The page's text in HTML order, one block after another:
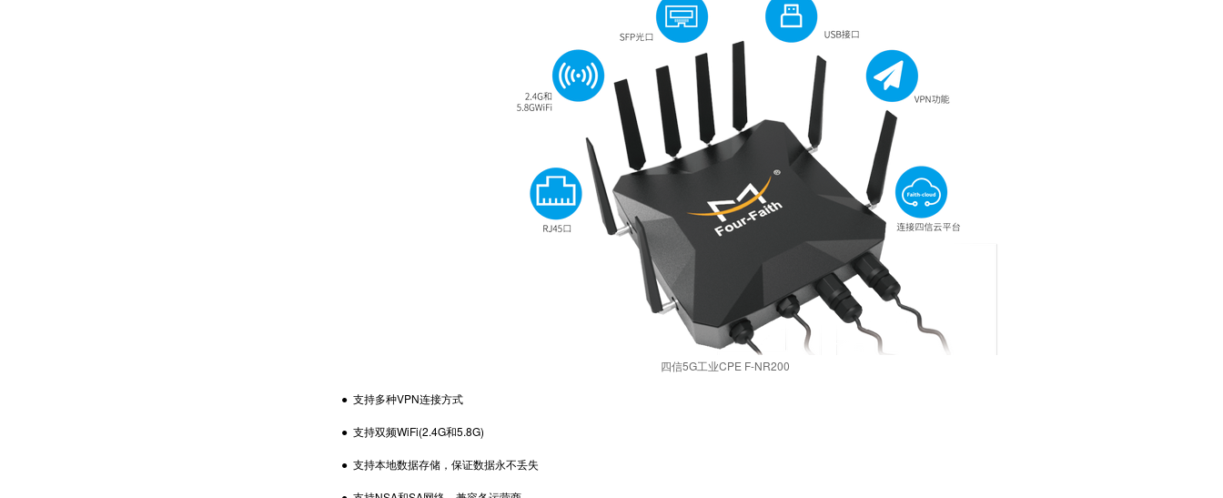
四信5G工业CPE F-NR200
● 支持多种VPN连接方式
● 支持双频WiFi(2.4G和5.8G)
● 支持本地数据存储，保证数据永不丢失